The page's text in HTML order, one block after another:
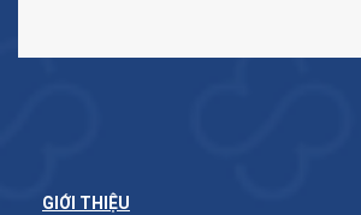
GIỚI THIỆU